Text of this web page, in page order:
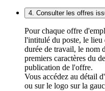
4. Consulter les offres
Pour chaque offre
l'intitulé du poste, le lieu
durée de travail, le nom
premiers caractères du
publication de l'offre.
Vous accédez au détail
ou sur le logo sur la